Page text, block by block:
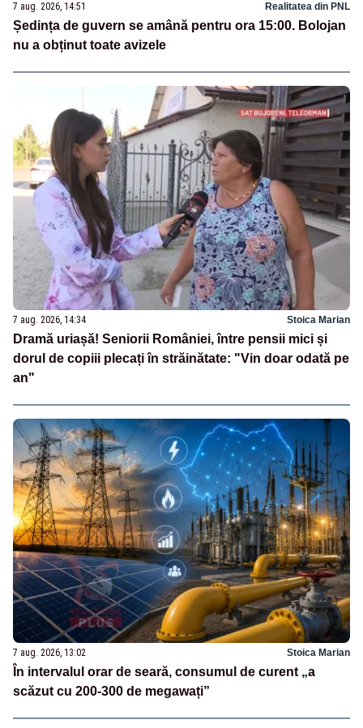
7 aug. 2026, 14:51 Realitatea din PNL
Ședința de guvern se amână pentru ora 15:00. Bolojan
nu a obținut toate avizele
7 aug. 2026, 14:34 Stoica Marian
Dramă uriașă! Seniorii României, între pensii mici și
dorul de copiii plecați în străinătate: "Vin doar odată pe
an"
7 aug. 2026, 13:02 Stoica Marian
În intervalul orar de seară, consumul de curent „a
scăzut cu 200-300 de megawați”